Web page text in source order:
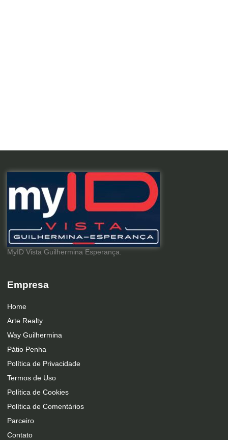
MyID Vista Guilhermina Esperança.
Empresa
Home
Arte Realty
Way Guilhermina
Pátio Penha
Política de Privacidade
Termos de Uso
Política de Cookies
Política de Comentários
Parceiro
Contato